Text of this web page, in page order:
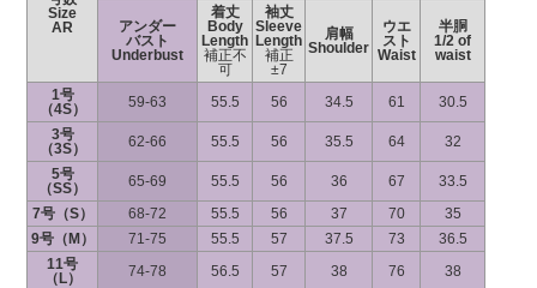
Size
AR
アンダー
バスト
Underbust
着丈
Body
Length
補正不
可
袖丈
Sleeve
Length
補正
±7
肩幅
Shoulder
ウエ
スト
Waist
半胴
1/2 of
waist
1号
（4S）
59-63 55.5 56 34.5 61
30.5
3号
（3S）
62-66 55.5 56 35.5 64
32
5号
（SS）
65-69 55.5 56 36 67
33.5
7号（S）
68-72 55.5 56 37 70
35
9号（M）
71-75 55.5 57 37.5 73
36.5
11号
（L）
74-78 56.5 57 38 76
38